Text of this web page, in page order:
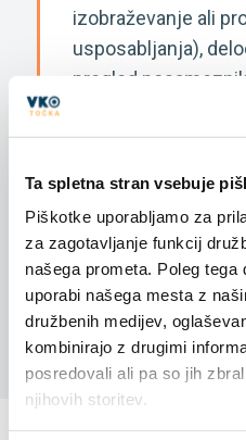
Ta spletna stran vsebuje
Piškotke uporabljamo za
za zagotavljanje funkcij
našega prometa. Poleg
uporabi našega mesta z
družbenih medijev,
kombinirajo z drugimi
posredovali ali pa so jih
njihovih storitev.
izobraževanje ali
usposabljanja),
pregled
kompetenc) in
in svetovanje
DOKUMENTI
DELITE S PRIJATELJI